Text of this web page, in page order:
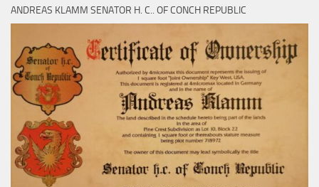
ANDREAS KLAMM SENATOR H. C.. OF CONCH REPUBLIC